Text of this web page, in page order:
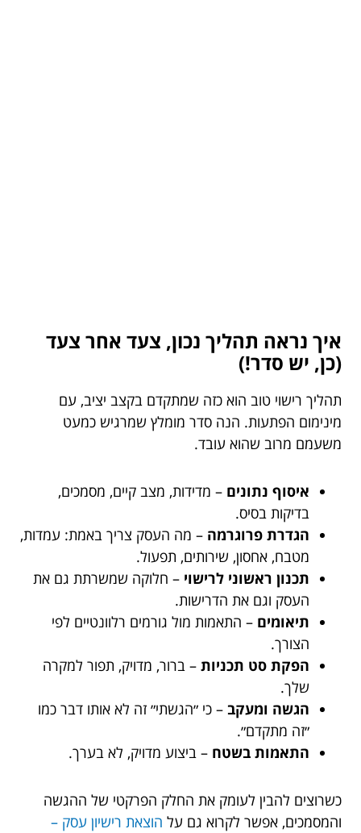
איך נראה תהליך נכון, צעד אחר צעד
(כן, יש סדר!)
תהליך רישוי טוב הוא כזה שמתקדם בקצב יציב, עם
מינימום הפתעות. הנה סדר מומלץ שמרגיש כמעט
משעמם מרוב שהוא עובד.
איסוף נתונים – מדידות, מצב קיים, מסמכים,
בדיקות בסיס.
הגדרת פרוגרמה – מה העסק צריך באמת: עמדות,
מטבח, אחסון, שירותים, תפעול.
תכנון ראשוני לרישוי – חלוקה שמשרתת גם את
העסק וגם את הדרישות.
תיאומים – התאמות מול גורמים רלוונטיים לפי
הצורך.
הפקת סט תכניות – ברור, מדויק, תפור למקרה
שלך.
הגשה ומעקב – כי ״הגשתי״ זה לא אותו דבר כמו
״זה מתקדם״.
התאמות בשטח – ביצוע מדויק, לא בערך.
כשרוצים להבין לעומק את החלק הפרקטי של ההגשה
והמסמכים, אפשר לקרוא גם על הוצאת רישיון עסק –